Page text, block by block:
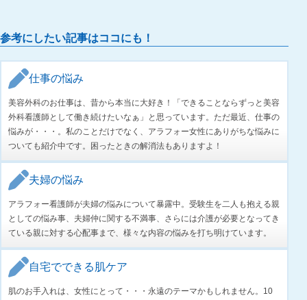
参考にしたい記事はココにも！
仕事の悩み
美容外科のお仕事は、昔から本当に大好き！「できることならずっと美容
外科看護師として働き続けたいなぁ」と思っています。ただ最近、仕事の
悩みが・・・。私のことだけでなく、アラフォー女性にありがちな悩みに
ついても紹介中です。困ったときの解消法もありますよ！
夫婦の悩み
アラフォー看護師が夫婦の悩みについて暴露中。受験生を二人も抱える親
としての悩み事、夫婦仲に関する不満事、さらには介護が必要となってき
ている親に対する心配事まで、様々な内容の悩みを打ち明けています。
自宅でできる肌ケア
肌のお手入れは、女性にとって・・・永遠のテーマかもしれません。10